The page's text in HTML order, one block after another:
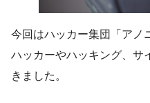
今回はハッカー集団「アノ
ハッカーやハッキング、サ
きました。